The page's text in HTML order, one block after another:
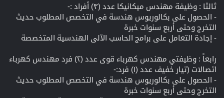
ثالثا : وظيفة مهندس ميكانيكا عدد (۳) أفراد :-
- الحصول على بكالوريوس هندسة في التخصص المطلوب حديث
التخرج وحتى أربع سنوات خبرة
- إجادة التعامل على برامج الحاسب الآلى الهندسية المتخصصة
رابعاً : وظيفتي مهندس كهرباء قوى عدد (۲) فرد مهندس كهرباء
اتصالات (تیار خفیف عدد (۱) فرد:-
- الحصول على بكالوريوس هندسة في التخصص المطلوب حديث
التخرج وحتى أربع سنوات خبرة